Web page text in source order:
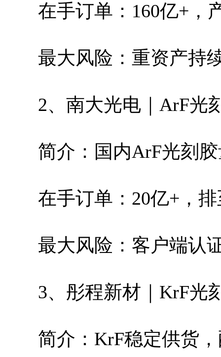
在手订单：160亿+，
最大风险：重资产持
2、南大光电｜ArF光
简介：国内ArF光刻
在手订单：20亿+，排
最大风险：客户端认
3、彤程新材｜KrF光
简介：KrF稳定供货